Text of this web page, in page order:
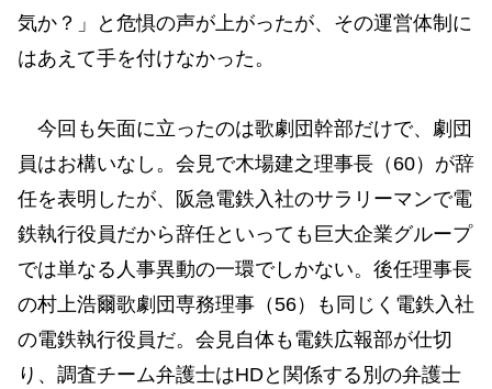
気か？」と危惧の声が上がったが、その運営体制に
はあえて手を付けなかった。
今回も矢面に立ったのは歌劇団幹部だけで、劇団
員はお構いなし。会見で木場建之理事長（60）が辞
任を表明したが、阪急電鉄入社のサラリーマンで電
鉄執行役員だから辞任といっても巨大企業グループ
では単なる人事異動の一環でしかない。後任理事長
の村上浩爾歌劇団専務理事（56）も同じく電鉄入社
の電鉄執行役員だ。会見自体も電鉄広報部が仕切
り、調査チーム弁護士はHDと関係する別の弁護士